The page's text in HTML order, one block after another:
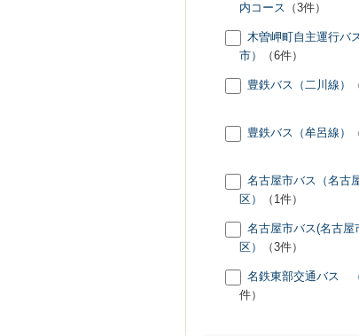
内コース （3件）
木曽岬町自主運行バ
市）
（6件）
豊鉄バス（二川線）
豊鉄バス（牟呂線）
名古屋市バス（名古
区）
（1件）
名古屋市バス(名古屋
区）
（3件）
名鉄東部交通バス
件）